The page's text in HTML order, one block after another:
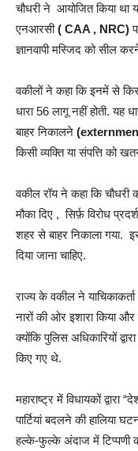
चौधरी ने आयोजित किया
एनआरसी( CAA , NRC)
ज्ञानवापी मस्जिद को सील
वकीलों ने कहा कि इनमें से
धारा 56 लागू नहीं होती. यह
बाहर निकालने
किसी व्यक्ति या संपत्ति को
वकील रॉय ने कहा कि चौधरी
मौका दिए , सिर्फ़ विरोध
शहर से बाहर निकाला गया.
दिया जाना चाहिए.
राज्य के वकील ने
नारों की ओर इशारा किया
क्योंकि पुलिस अधिकारियों
किए गए थे.
महाराष्ट्र में विधायकों
पार्टियां बदलने की हालिया
हल्के-फुल्के अंदाज में टिप्पणी की